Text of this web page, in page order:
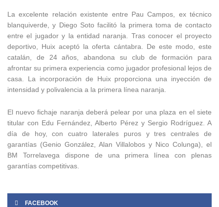
La excelente relación existente entre Pau Campos, ex técnico
blanquiverde, y Diego Soto facilitó la primera toma de contacto
entre el jugador y la entidad naranja. Tras conocer el proyecto
deportivo, Huix aceptó la oferta cántabra. De este modo, este
catalán, de 24 años, abandona su club de formación para
afrontar su primera experiencia como jugador profesional lejos de
casa. La incorporación de Huix proporciona una inyección de
intensidad y polivalencia a la primera línea naranja.
El nuevo fichaje naranja deberá pelear por una plaza en el siete
titular con Edu Fernández, Alberto Pérez y Sergio Rodríguez. A
día de hoy, con cuatro laterales puros y tres centrales de
garantías (Genio González, Alan Villalobos y Nico Colunga), el
BM Torrelavega dispone de una primera línea con plenas
garantías competitivas.
FACEBOOK